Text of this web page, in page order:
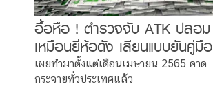
อื้อหือ ! ตำรวจจับ ATK ปลอม
เหมือนยี่ห้อดัง เลียนแบบยันคู่มือ
มิน่าทำไมราคาถูก
เผยทำมาตั้งแต่เดือนเมษายน 2565 คาด
กระจายทั่วประเทศแล้ว